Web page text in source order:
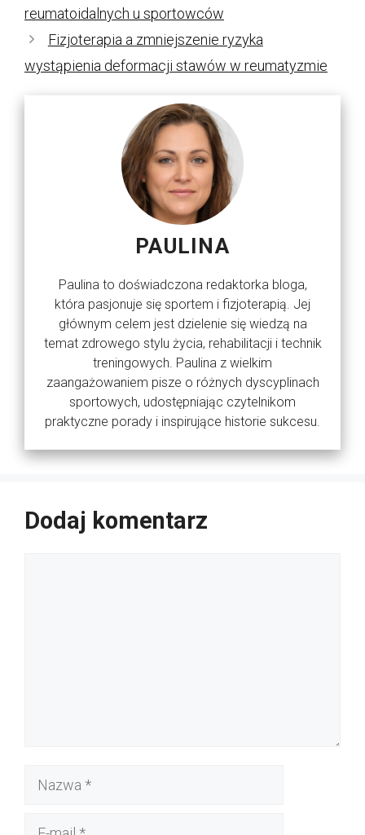
reumatoidalnych u sportowców
Fizjoterapia a zmniejszenie ryzyka
wystąpienia deformacji stawów w reumatyzmie
PAULINA
Paulina to doświadczona redaktorka bloga,
która pasjonuje się sportem i fizjoterapią. Jej
głównym celem jest dzielenie się wiedzą na
temat zdrowego stylu życia, rehabilitacji i technik
treningowych. Paulina z wielkim
zaangażowaniem pisze o różnych dyscyplinach
sportowych, udostępniając czytelnikom
praktyczne porady i inspirujące historie sukcesu.
Dodaj komentarz
Nazwa